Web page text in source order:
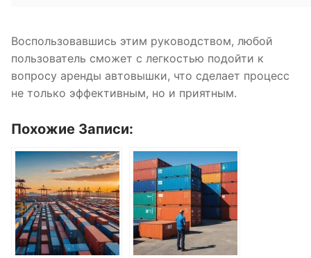
Воспользовавшись этим руководством, любой
пользователь сможет с легкостью подойти к
вопросу аренды автовышки, что сделает процесс
не только эффективным, но и приятным.
Похожие Записи: